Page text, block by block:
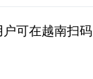
可在越南扫码